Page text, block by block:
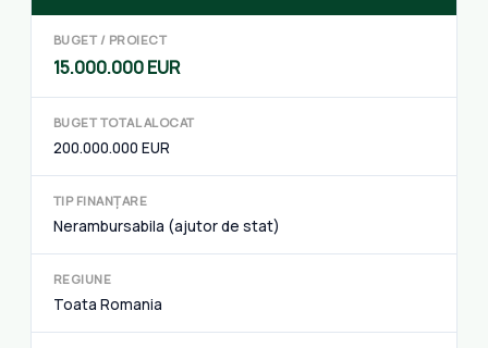
BUGET / PROIECT
15.000.000 EUR
BUGET TOTAL ALOCAT
200.000.000 EUR
TIP FINANȚARE
Nerambursabila (ajutor de stat)
REGIUNE
Toata Romania